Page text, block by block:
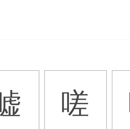
嗟